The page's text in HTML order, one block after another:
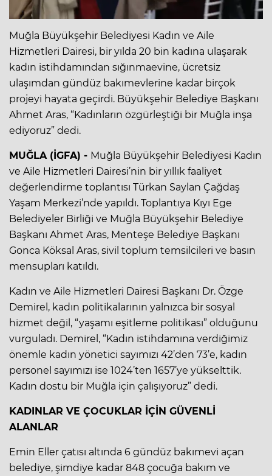
Muğla Büyükşehir Belediyesi Kadın ve Aile
Hizmetleri Dairesi, bir yılda 20 bin kadına ulaşarak
kadın istihdamından sığınmaevine, ücretsiz
ulaşımdan gündüz bakımevlerine kadar birçok
projeyi hayata geçirdi. Büyükşehir Belediye Başkanı
Ahmet Aras, “Kadınların özgürleştiği bir Muğla inşa
ediyoruz” dedi.
MUĞLA (İGFA) - Muğla Büyükşehir Belediyesi Kadın
ve Aile Hizmetleri Dairesi’nin bir yıllık faaliyet
değerlendirme toplantısı Türkan Saylan Çağdaş
Yaşam Merkezi’nde yapıldı. Toplantıya Kıyı Ege
Belediyeler Birliği ve Muğla Büyükşehir Belediye
Başkanı Ahmet Aras, Menteşe Belediye Başkanı
Gonca Köksal Aras, sivil toplum temsilcileri ve basın
mensupları katıldı.
Kadın ve Aile Hizmetleri Dairesi Başkanı Dr. Özge
Demirel, kadın politikalarının yalnızca bir sosyal
hizmet değil, “yaşamı eşitleme politikası” olduğunu
vurguladı. Demirel, “Kadın istihdamına verdiğimiz
önemle kadın yönetici sayımızı 42’den 73’e, kadın
personel sayımızı ise 1024’ten 1657’ye yükselttik.
Kadın dostu bir Muğla için çalışıyoruz” dedi.
KADINLAR VE ÇOCUKLAR İÇİN GÜVENLİ
ALANLAR
Emin Eller çatısı altında 6 gündüz bakımevi açan
belediye, şimdiye kadar 848 çocuğa bakım ve